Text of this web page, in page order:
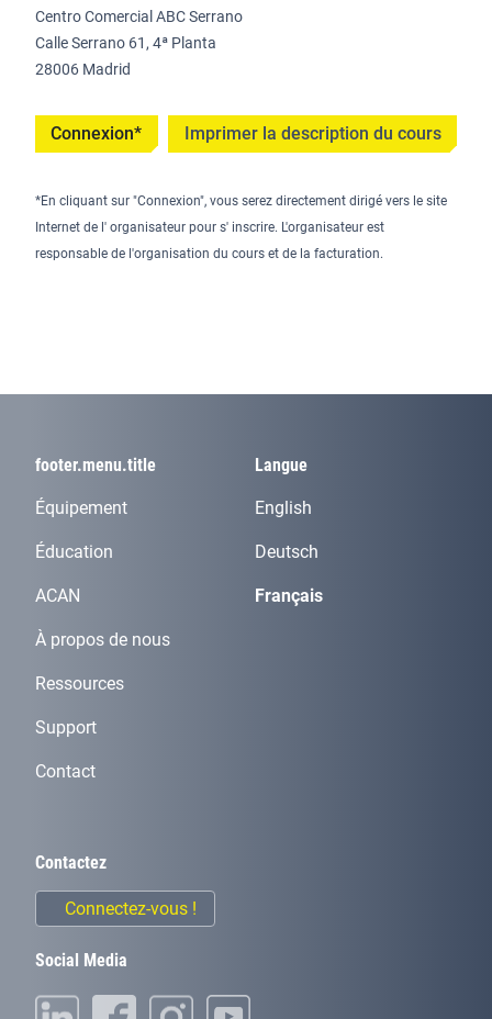
Centro Comercial ABC Serrano
Calle Serrano 61, 4ª Planta
28006 Madrid
Connexion* Imprimer la description du cours
*En cliquant sur "Connexion", vous serez directement dirigé vers le site
Internet de l' organisateur pour s' inscrire. L'organisateur est
responsable de l'organisation du cours et de la facturation.
footer.menu.title
Équipement
Éducation
ACAN
À propos de nous
Ressources
Support
Contact
Langue
English
Deutsch
Français
Contactez
Connectez-vous !
Social Media